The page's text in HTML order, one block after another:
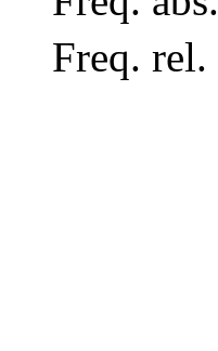
Freq. rel.